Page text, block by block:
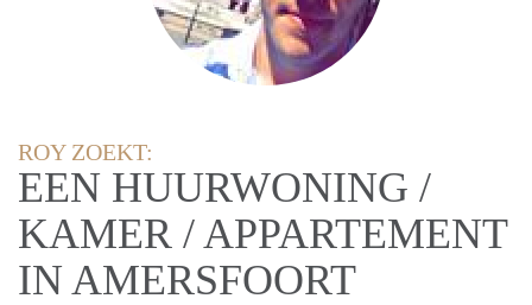
ROY ZOEKT:
EEN HUURWONING /
KAMER / APPARTEMENT
IN AMERSFOORT